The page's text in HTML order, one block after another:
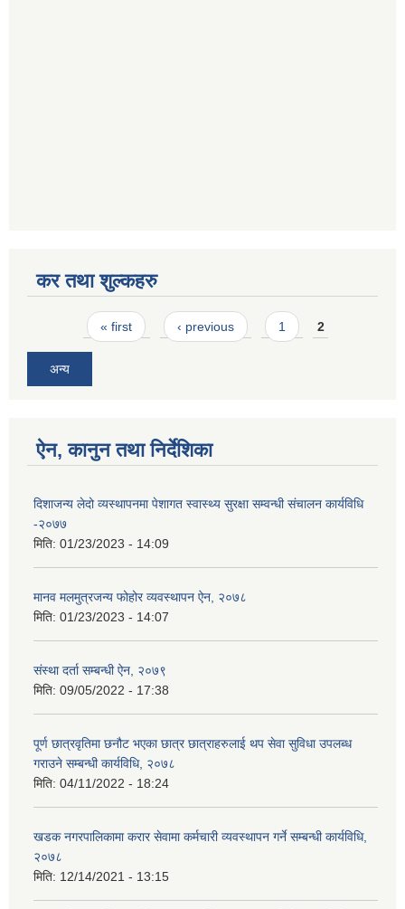
कर तथा शुल्कहरु
Pages« first ‹ previous 1 2
अन्य
ऐन, कानुन तथा निर्देशिका
दिशाजन्य लेदो व्यस्थापनमा पेशागत स्वास्थ्य सुरक्षा सम्वन्धी संचालन कार्यविधि
-२०७७
मिति: 01/23/2023 - 14:09
मानव मलमुत्रजन्य फोहोर व्यवस्थापन ऐन, २०७८
मिति: 01/23/2023 - 14:07
संस्था दर्ता सम्बन्धी ऐन, २०७९
मिति: 09/05/2022 - 17:38
पूर्ण छात्रवृतिमा छनौट भएका छात्र छात्राहरुलाई थप सेवा सुविधा उपलब्ध
गराउने सम्बन्धी कार्यविधि, २०७८
मिति: 04/11/2022 - 18:24
खडक नगरपालिकामा करार सेवामा कर्मचारी व्यवस्थापन गर्ने सम्बन्धी कार्यविधि,
२०७८
मिति: 12/14/2021 - 13:15